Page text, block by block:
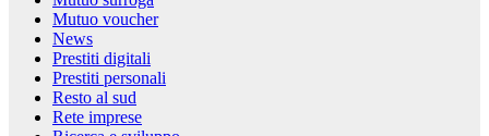
Mutuo voucher
News
Prestiti digitali
Prestiti personali
Resto al sud
Rete imprese